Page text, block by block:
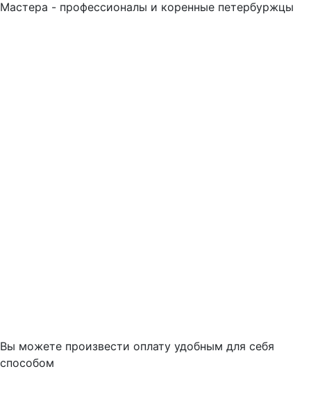
Мастера - профессионалы и коренные петербуржцы
Вы можете произвести оплату удобным для себя
способом